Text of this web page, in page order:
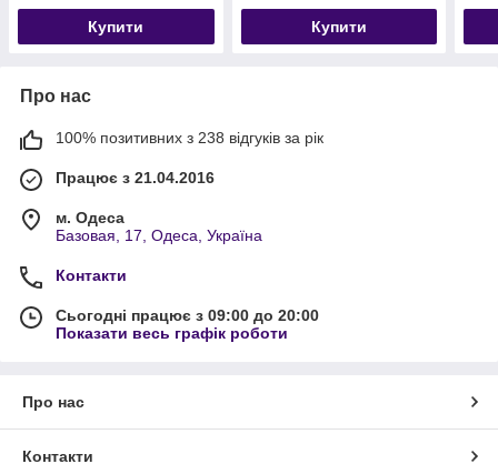
Купити Купити
Про нас
100% позитивних з 238 відгуків за рік
Працює з 21.04.2016
м. Одеса
Базовая, 17, Одеса, Україна
Контакти
Сьогодні працює з 09:00 до 20:00
Показати весь графік роботи
Про нас
Контакти